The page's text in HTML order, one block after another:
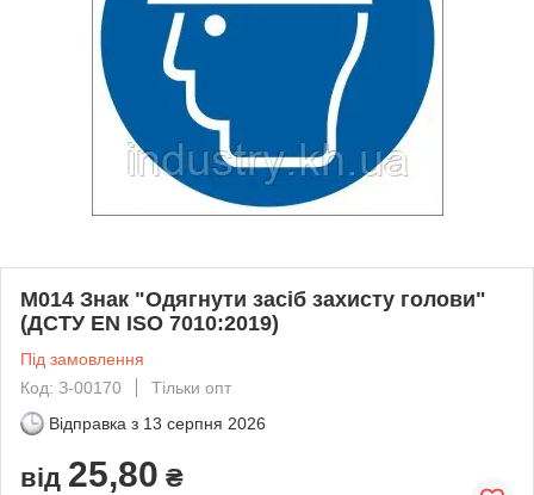
M014 Знак "Одягнути засіб захисту голови"
(ДСТУ EN ISO 7010:2019)
Під замовлення
Код: З-00170
Тільки опт
Відправка з 13 серпня 2026
від 25,80 ₴